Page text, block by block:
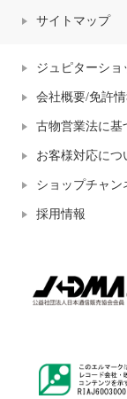
サイトマップ
ジュピターショ
会社概要/免許
古物営業法に基
お客様対応につ
ショップチャン
採用情報